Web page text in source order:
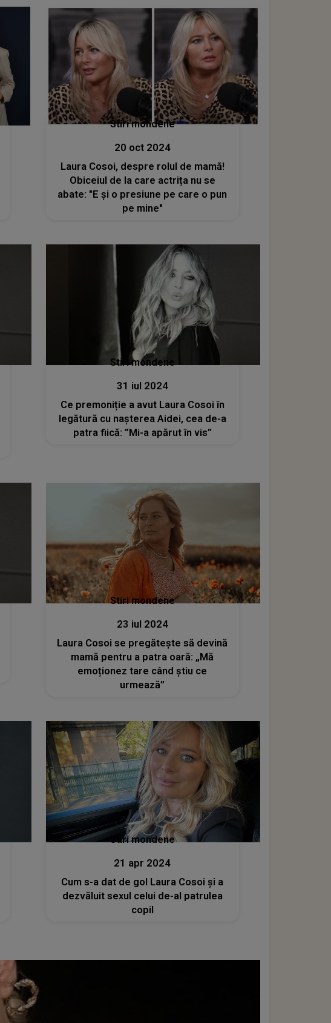
închise"
Stiri mondene
20 oct 2024
Laura Cosoi, despre rolul de mamă!
Obiceiul de la care actrița nu se
abate: "E și o presiune pe care o pun
pe mine"
Stiri mondene
31 iul 2024
Ce premoniție a avut Laura Cosoi în
legătură cu nașterea Aidei, cea de-a
patra fiică: ”Mi-a apărut în vis”
Stiri mondene
23 iul 2024
Laura Cosoi se pregătește să devină
mamă pentru a patra oară: „Mă
emoționez tare când știu ce
urmează”
Stiri mondene
21 apr 2024
Cum s-a dat de gol Laura Cosoi și a
dezvăluit sexul celui de-al patrulea
copil